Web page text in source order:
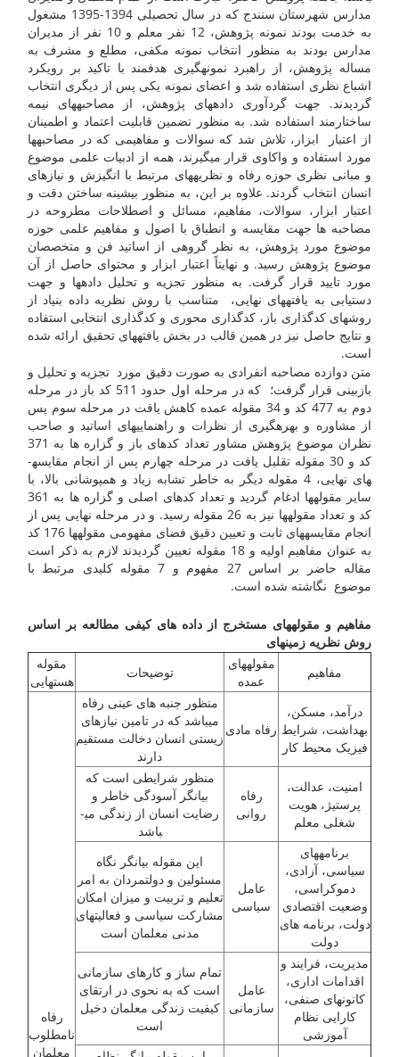
مدارس شهرستان سنندج که در سال تحصیلی 1394-1395 مشغول
به خدمت بودند نمونه پژوهش، 12 نفر معلم و 10 نفر از مدیران
مدارس بودند به منظور انتخاب نمونه مکفی، مطلع و مشرف به
مساله پژوهش، از راهبرد نمونه­گیری هدفمند با تاکید بر رویکرد
اشباع نظری استفاده شد و اعضای نمونه یکی پس از دیگری انتخاب
گردیدند. جهت گردآوری داده­های پژوهش، از مصاحبه­های نیمه
ساختارمند استفاده شد. به منظور تضمین قابلیت اعتماد و اطمینان
از اعتبار ابزار، تلاش شد که سوالات و مفاهیمی که در مصاحبه­ها
مورد استفاده و واکاوی قرار می­گیرند، همه از ادبیات علمی موضوع
و مبانی نظری حوزه رفاه و نظریه­های مرتبط با انگیزش و نیازهای
انسان انتخاب گردند. علاوه بر این، به منظور بیشینه ساختن دقت و
اعتبار ابزار، سوالات، مفاهیم، مسائل و اصطلاحات مطروحه در
مصاحبه ها جهت مقایسه و انطباق با اصول و مفاهیم علمی حوزه
موضوع مورد پژوهش، به نظر گروهی از اساتید فن و متخصصان
موضوع پژوهش رسید. و نهایتاً اعتبار ابزار و محتوای حاصل از آن
مورد تایید قرار گرفت. به منظور تجزیه و تحلیل داده­ها و جهت
دستیابی به یافته­های نهایی، متناسب با روش نظریه داده بنیاد از
روشهای کدگذاری باز، کدگذاری محوری و کدگذاری انتخابی استفاده
و نتایج حاصل نیز در همین قالب در بخش یافته­های تحقیق ارائه شده
است.
متن دوازده مصاحبه انفرادی به صورت دقیق مورد تجزیه و تحلیل و
بازبینی قرار گرفت؛ که در مرحله اول حدود 511 کد باز در مرحله
دوم به 477 کد و 34 مقوله عمده کاهش یافت در مرحله سوم پس
از مشاوره و بهره­گیری از نظرات و راهنمایی­های اساتید و صاحب
نظران موضوع پژوهش مشاور تعداد کدهای باز و گزاره ها به 371
کد و 30 مقوله تقلیل یافت در مرحله چهارم پس از انجام مقایسه­
های نهایی، 4 مقوله دیگر به خاطر تشابه زیاد و همپوشانی بالا، با
سایر مقوله­ها ادغام گردید و تعداد کدهای اصلی و گزاره ها به 361
کد و تعداد مقوله­ها نیز به 26 مقوله رسید. و در مرحله نهایی پس از
انجام مقایسه­های ثابت و تعیین دقیق فضای مفهومی مقوله­ها 176 کد
به عنوان مفاهیم اولیه و 18 مقوله تعیین گردیدند لازم به ذکر است
مقاله حاضر بر اساس 27 مفهوم و 7 مقوله کلیدی مرتبط با
موضوع نگاشته شده است.
مفاهیم و مقولههای مستخرج از داده های کیفی مطالعه بر اساس
روش نظریه زمینهای
مفاهیم
مقوله­های
عمده
توضیحات
مقوله
هسته­ایی
درآمد، مسکن،
بهداشت، شرایط
فیزیک محیط کار
رفاه مادی
منظور جنبه های عینی رفاه
می­باشد که در تامین نیازهای
زیستی انسان دخالت مستقیم
دارند
رفاه
نامطلوب
معلمان
امنیت، عدالت،
پرستیژ، هویت
شغلی معلم
رفاه
روانی
منظور شرایطی است که
بیانگر آسودگی خاطر و
رضایت انسان از زندگی می­
باشد
برنامه­های
سیاسی، آزادی،
دموکراسی،
وضعیت اقتصادی
دولت، برنامه های
دولت
عامل
سیاسی
این مقوله بیانگر نگاه
مسئولین و دولتمردان به امر
تعلیم و تربیت و میزان امکان
مشارکت سیاسی و فعالیتهای
مدنی معلمان است
مدیریت، فرایند و
اقدامات اداری،
کانونهای صنفی،
کارایی نظام
آموزشی
عامل
سازمانی
تمام ساز و کارهای سازمانی
است که به نحوی در ارتقای
کیفیت زندگی معلمان دخیل
است